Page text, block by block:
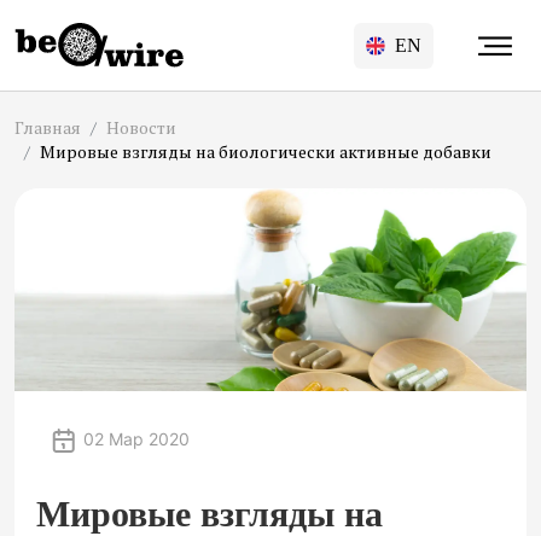
EN
Главная
Новости
Мировые взгляды на биологически активные добавки
02 Мар 2020
Мировые взгляды на